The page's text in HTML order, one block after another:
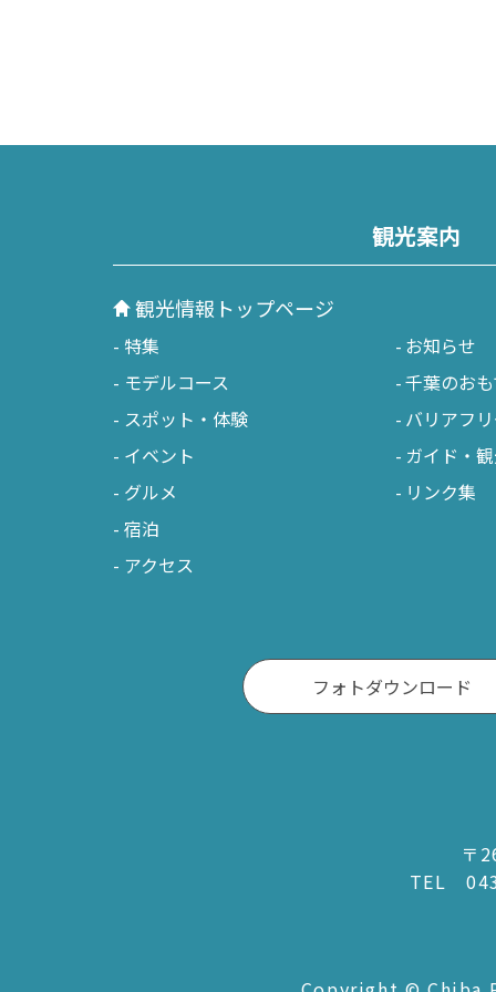
観光案内
観光情報トップページ
特集
モデルコース
スポット・体験
イベント
グルメ
宿泊
アクセス
お知らせ
千葉のお
バリアフ
ガイド・
リンク集
フォトダウンロード
〒
TEL